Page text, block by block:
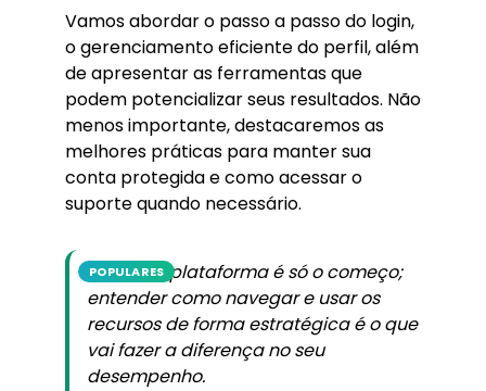
Vamos abordar o passo a passo do login,
o gerenciamento eficiente do perfil, além
de apresentar as ferramentas que
podem potencializar seus resultados. Não
menos importante, destacaremos as
melhores práticas para manter sua
conta protegida e como acessar o
suporte quando necessário.
POPULARES
Entrar na plataforma é só o começo;
entender como navegar e usar os
recursos de forma estratégica é o que
vai fazer a diferença no seu
desempenho.